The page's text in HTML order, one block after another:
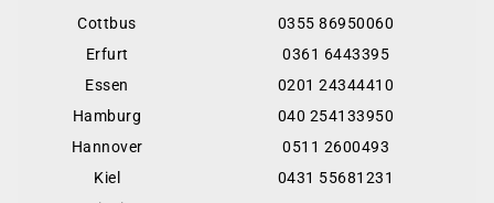
Cottbus
0355 86950060
Erfurt
0361 6443395
Essen
0201 24344410
Hamburg
040 254133950
Hannover
0511 2600493
Kiel
0431 55681231